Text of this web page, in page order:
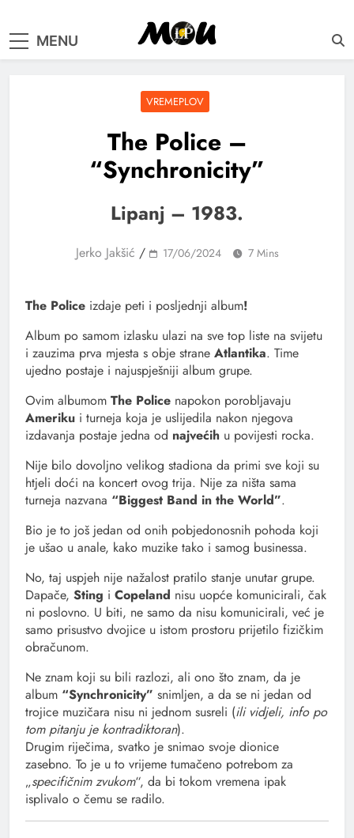
samo muzika i …..
MENU
VREMEPLOV
The Police –
“Synchronicity”
Lipanj – 1983.
Jerko Jakšić / 17/06/2024 7 Mins
The Police izdaje peti i posljednji album!
Album po samom izlasku ulazi na sve top liste na svijetu
i zauzima prva mjesta s obje strane Atlantika. Time
ujedno postaje i najuspješniji album grupe.
Ovim albumom The Police napokon porobljavaju
Ameriku i turneja koja je uslijedila nakon njegova
izdavanja postaje jedna od najvećih u povijesti rocka.
Nije bilo dovoljno velikog stadiona da primi sve koji su
htjeli doći na koncert ovog trija. Nije za ništa sama
turneja nazvana “Biggest Band in the World”.
Bio je to još jedan od onih pobjedonosnih pohoda koji
je ušao u anale, kako muzike tako i samog businessa.
No, taj uspjeh nije nažalost pratilo stanje unutar grupe.
Dapače, Sting i Copeland nisu uopće komunicirali, čak
ni poslovno. U biti, ne samo da nisu komunicirali, već je
samo prisustvo dvojice u istom prostoru prijetilo fizičkim
obračunom.
Ne znam koji su bili razlozi, ali ono što znam, da je
album “Synchronicity” snimljen, a da se ni jedan od
trojice muzičara nisu ni jednom susreli (ili vidjeli, info po
tom pitanju je kontradiktoran).
Drugim riječima, svatko je snimao svoje dionice
zasebno. To je u to vrijeme tumačeno potrebom za
„specifičnim zvukom“, da bi tokom vremena ipak
isplivalo o čemu se radilo.